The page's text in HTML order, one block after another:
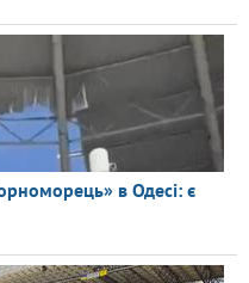
в Одесі: є